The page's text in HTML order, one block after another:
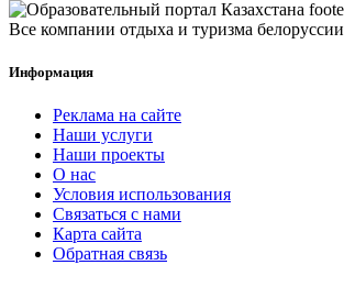
Все компании отдыха и туризма белоруссии
Информация
Реклама на сайте
Наши услуги
Наши проекты
О нас
Условия использования
Связаться с нами
Карта сайта
Обратная связь